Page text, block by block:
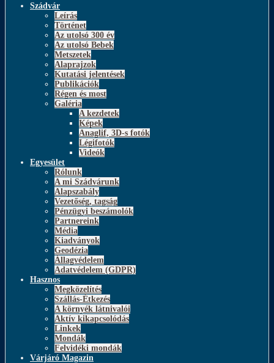
Szádvár
Leírás
Történet
Az utolsó 300 év
Az utolsó Bebek
Metszetek
Alaprajzok
Kutatási jelentések
Publikációk
Régen és most
Galéria
A kezdetek
Képek
Anaglif, 3D-s fotók
Légifotók
Videók
Egyesület
Rólunk
A mi Szádvárunk
Alapszabály
Vezetőség, tagság
Pénzügyi beszámolók
Partnereink
Média
Kiadványok
Geodézia
Állagvédelem
Adatvédelem (GDPR)
Hasznos
Megközelítés
Szállás-Étkezés
A környék látnivalói
Aktív kikapcsolódás
Linkek
Mondák
Felvidéki mondák
Várjáró Magazin